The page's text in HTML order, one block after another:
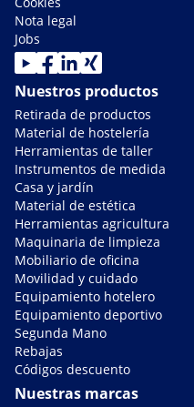
Nota legal
Jobs
Nuestros productos
Retirada de productos
Material de hostelería
Herramientas de taller
Instrumentos de medida
Casa y jardín
Material de estética
Herramientas agricultura
Maquinaria de limpieza
Mobiliario de oficina
Movilidad y cuidado
Equipamiento hotelero
Equipamiento deportivo
Segunda Mano
Rebajas
Códigos descuento
Nuestras marcas